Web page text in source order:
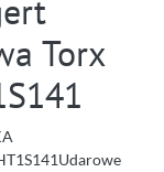
Torx